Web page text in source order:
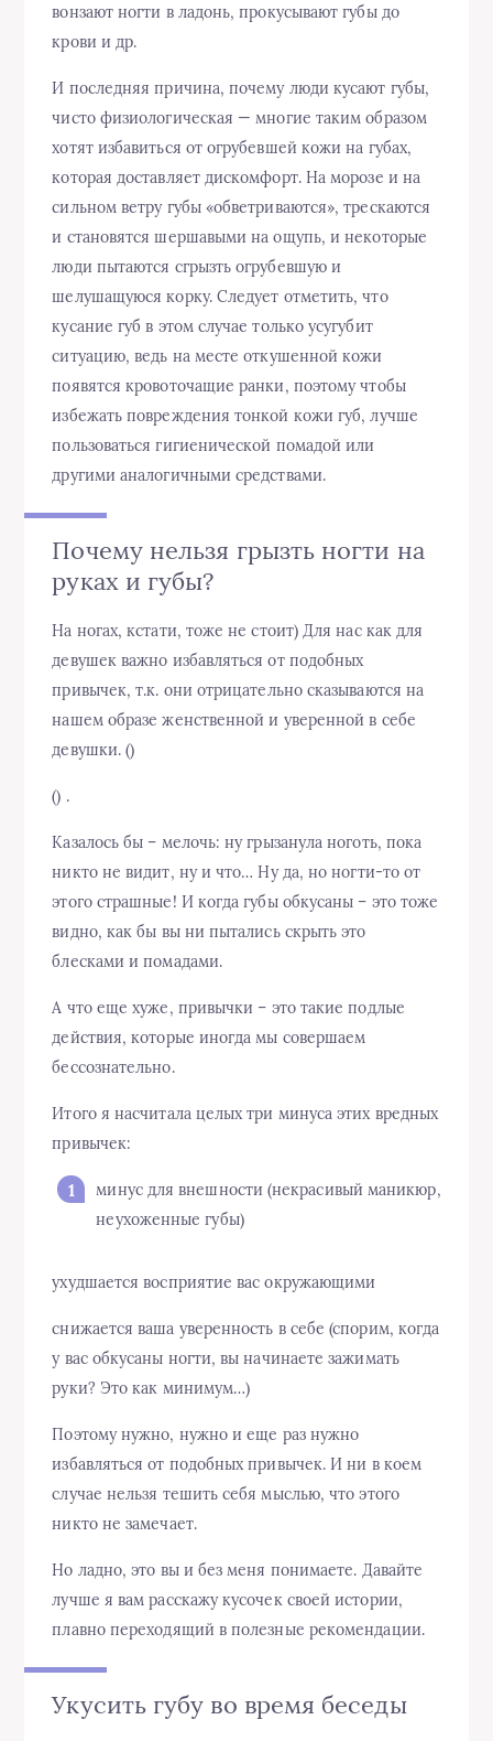
вонзают ногти в ладонь, прокусывают губы до
крови и др.
И последняя причина, почему люди кусают губы,
чисто физиологическая — многие таким образом
хотят избавиться от огрубевшей кожи на губах,
которая доставляет дискомфорт. На морозе и на
сильном ветру губы «обветриваются», трескаются
и становятся шершавыми на ощупь, и некоторые
люди пытаются сгрызть огрубевшую и
шелушащуюся корку. Следует отметить, что
кусание губ в этом случае только усугубит
ситуацию, ведь на месте откушенной кожи
появятся кровоточащие ранки, поэтому чтобы
избежать повреждения тонкой кожи губ, лучше
пользоваться гигиенической помадой или
другими аналогичными средствами.
Почему нельзя грызть ногти на
руках и губы?
На ногах, кстати, тоже не стоит) Для нас как для
девушек важно избавляться от подобных
привычек, т.к. они отрицательно сказываются на
нашем образе женственной и уверенной в себе
девушки. ()
() .
Казалось бы – мелочь: ну грызанула ноготь, пока
никто не видит, ну и что… Ну да, но ногти-то от
этого страшные! И когда губы обкусаны – это тоже
видно, как бы вы ни пытались скрыть это
блесками и помадами.
А что еще хуже, привычки – это такие подлые
действия, которые иногда мы совершаем
бессознательно.
Итого я насчитала целых три минуса этих вредных
привычек:
минус для внешности (некрасивый маникюр,
неухоженные губы)
ухудшается восприятие вас окружающими
снижается ваша уверенность в себе (спорим, когда
у вас обкусаны ногти, вы начинаете зажимать
руки? Это как минимум…)
Поэтому нужно, нужно и еще раз нужно
избавляться от подобных привычек. И ни в коем
случае нельзя тешить себя мыслью, что этого
никто не замечает.
Но ладно, это вы и без меня понимаете. Давайте
лучше я вам расскажу кусочек своей истории,
плавно переходящий в полезные рекомендации.
Укусить губу во время беседы